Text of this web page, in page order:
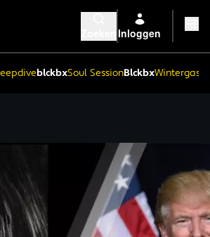
Inloggen
blckbxSoul SessionBlckbx